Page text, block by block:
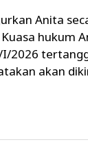
Anita
hukum
2026
akan